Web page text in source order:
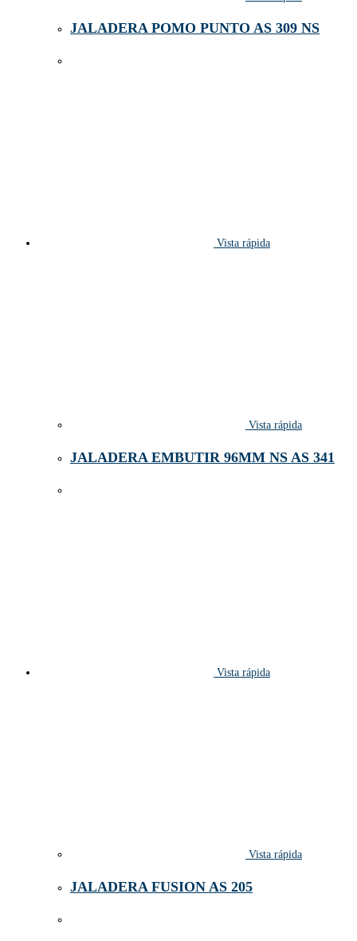
JALADERA POMO PUNTO AS 309 NS
Vista rápida
Vista rápida
JALADERA EMBUTIR 96MM NS AS 341
Vista rápida
Vista rápida
JALADERA FUSION AS 205